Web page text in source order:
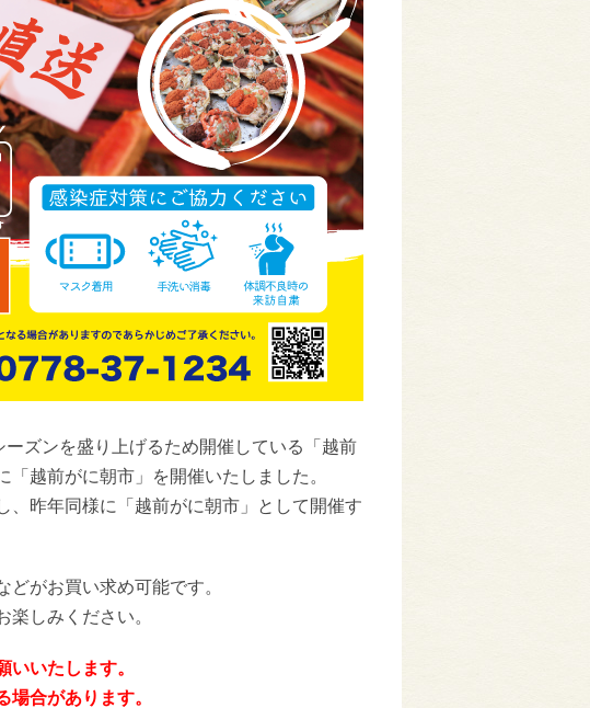
ズンを盛り上げるため開催している「越前
越前がに朝市」を開催いたしました。
、昨年同様に「越前がに朝市」として開催す
がお買い求め可能です。
しみください。
いたします。
合があります。